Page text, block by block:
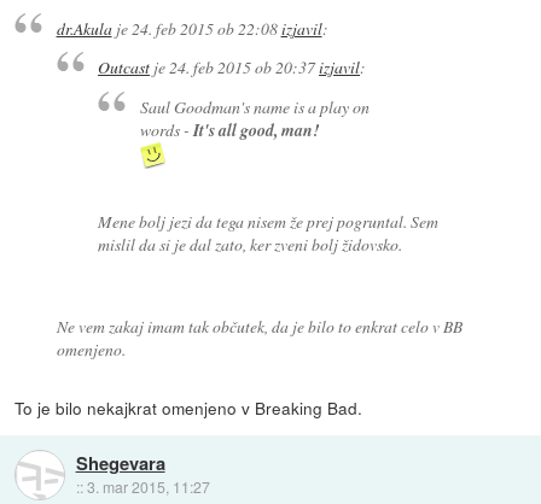
dr.Akulaje 24. feb 2015 ob 22:08izjavil:
Outcast je24. feb 2015 ob 20:37izjavil:
Saul Goodman's name is a play on
words -It's all good, man!
Mene bolj jezi da tega nisem že prej pogruntal. Sem
mislil da si je dal zato, ker zveni bolj židovsko.
Ne vem zakaj imam tak občutek, da je bilo to enkrat celo v BB
omenjeno.
To je bilo nekajkrat omenjeno v Breaking Bad.
Shegevara
::3. mar 2015, 11:27